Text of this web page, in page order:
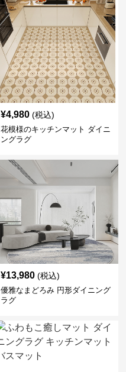
¥4,980 (税込)
花模様のキッチンマット ダイニ
ングラグ
¥13,980 (税込)
優雅なまどろみ 円形ダイニング
ラグ